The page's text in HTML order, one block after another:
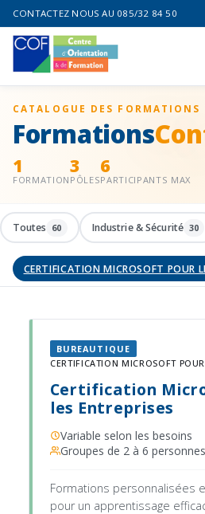
CONTACTEZ NOUS AU 085/32 84 50
CATALOGUE DES FORMATIONS
Formations
1
FORMATION
3
PÔLES
6
PARTICIPANTS MAX
Toutes 60 Industrie & Sécurité 30
CERTIFICATION MICROSOFT POUR
BUREAUTIQUE
CERTIFICATION MICROSOFT POUR
Certification
les Entreprises
Variable selon les besoins
Groupes de 2 à 6 personnes
Formations personnalisées
pour un apprentissage